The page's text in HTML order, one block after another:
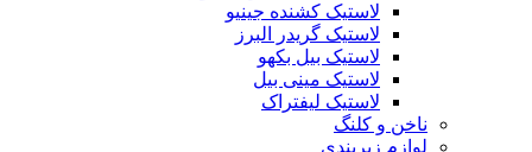
لاستیک کشنده جینیو
لاستیک گریدر البرز
لاستیک بیل بکهو
لاستیک مینی بیل
لاستیک لیفتراک
ناخن و کلنگ
لوازم زیربندی